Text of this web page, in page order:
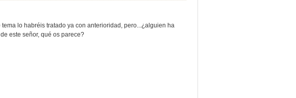
tema lo habréis tratado ya con anterioridad, pero...¿alguien ha
este señor, qué os parece?